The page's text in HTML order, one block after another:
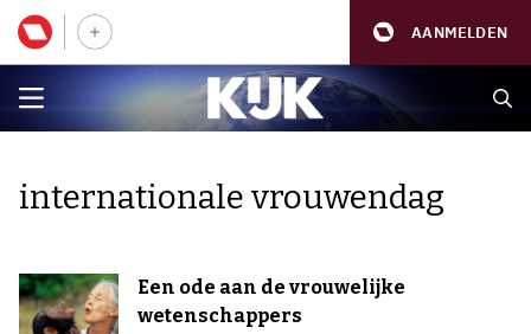
AANMELDEN
internationale vrouwendag
Een ode aan de vrouwelijke
wetenschappers